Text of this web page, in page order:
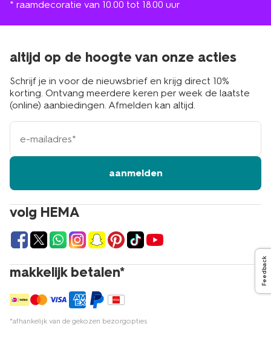
* raamdecoratie van 10.00 tot 18.00 uur
volg HEMA
makkelijk betalen*
*afhankelijk van de gekozen bezorgopties
altijd op de hoogte van onze acties
Schrijf je in voor de nieuwsbrief en krijg direct 10%
korting. Ontvang meerdere keren per week de laatste
(online) aanbiedingen. Afmelden kan altijd.
e-
mailadres
aanmelden
Feedback